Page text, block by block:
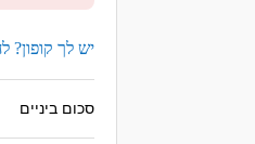
יש לך קופון?
סכום ביניים